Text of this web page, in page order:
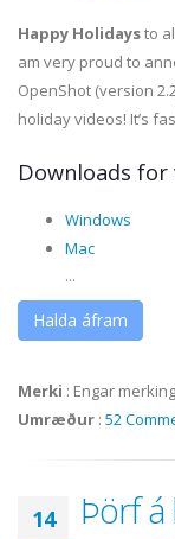
Happy Holidaysto
am very proud to
OpenShot (version
holiday videos! It’s
Downloads for
Windows
Mac
...
Halda áfram
Merki : Engar
Umræður : 52
14 Þörf á